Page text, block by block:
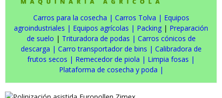
Carros para la cosecha | Carros Tolva | Equipos
agroindustriales | Equipos agrícolas | Packing | Preparación
de suelo | Trituradora de podas | Carros cónicos de
descarga | Carro transportador de bins | Calibradora de
frutos secos | Remecedor de piola | Limpia fosas |
Plataforma de cosecha y poda |